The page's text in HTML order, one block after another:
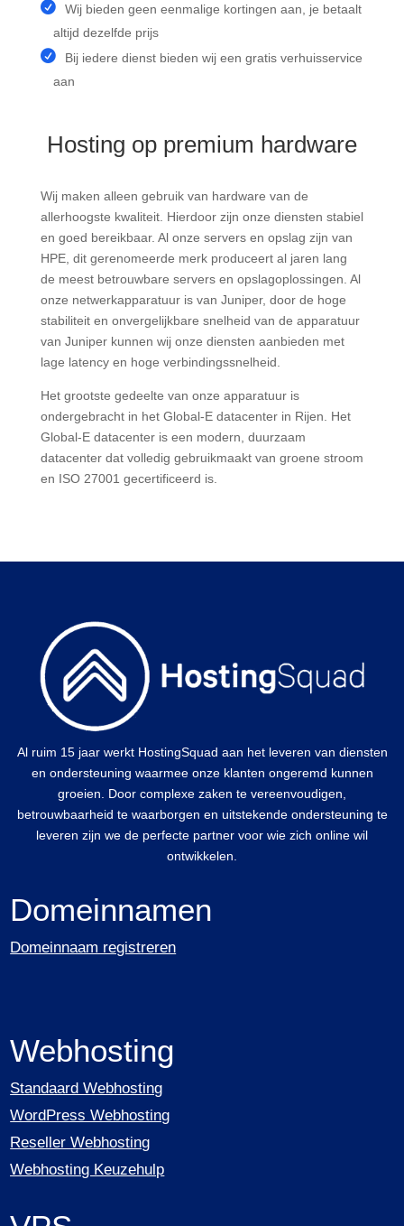
Wij bieden geen eenmalige kortingen aan, je betaalt
altijd dezelfde prijs
Bij iedere dienst bieden wij een gratis verhuisservice
aan
Hosting op premium hardware
Wij maken alleen gebruik van hardware van de
allerhoogste kwaliteit. Hierdoor zijn onze diensten stabiel
en goed bereikbaar. Al onze servers en opslag zijn van
HPE, dit gerenomeerde merk produceert al jaren lang
de meest betrouwbare servers en opslagoplossingen. Al
onze netwerkapparatuur is van Juniper, door de hoge
stabiliteit en onvergelijkbare snelheid van de apparatuur
van Juniper kunnen wij onze diensten aanbieden met
lage latency en hoge verbindingssnelheid.
Het grootste gedeelte van onze apparatuur is
ondergebracht in het Global-E datacenter in Rijen. Het
Global-E datacenter is een modern, duurzaam
datacenter dat volledig gebruikmaakt van groene stroom
en ISO 27001 gecertificeerd is.
Al ruim 15 jaar werkt HostingSquad aan het leveren van diensten
en ondersteuning waarmee onze klanten ongeremd kunnen
groeien. Door complexe zaken te vereenvoudigen,
betrouwbaarheid te waarborgen en uitstekende ondersteuning te
leveren zijn we de perfecte partner voor wie zich online wil
ontwikkelen.
Domeinnamen
Domeinnaam registreren
Webhosting
Standaard Webhosting
WordPress Webhosting
Reseller Webhosting
Webhosting Keuzehulp